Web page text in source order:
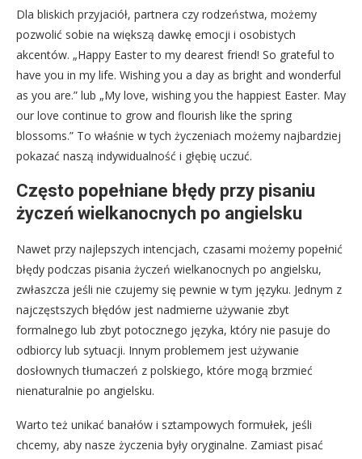
Dla bliskich przyjaciół, partnera czy rodzeństwa, możemy
pozwolić sobie na większą dawkę emocji i osobistych
akcentów. „Happy Easter to my dearest friend! So grateful to
have you in my life. Wishing you a day as bright and wonderful
as you are.” lub „My love, wishing you the happiest Easter. May
our love continue to grow and flourish like the spring
blossoms.” To właśnie w tych życzeniach możemy najbardziej
pokazać naszą indywidualność i głębię uczuć.
Często popełniane błędy przy pisaniu
życzeń wielkanocnych po angielsku
Nawet przy najlepszych intencjach, czasami możemy popełnić
błędy podczas pisania życzeń wielkanocnych po angielsku,
zwłaszcza jeśli nie czujemy się pewnie w tym języku. Jednym z
najczęstszych błędów jest nadmierne używanie zbyt
formalnego lub zbyt potocznego języka, który nie pasuje do
odbiorcy lub sytuacji. Innym problemem jest używanie
dosłownych tłumaczeń z polskiego, które mogą brzmieć
nienaturalnie po angielsku.
Warto też unikać banałów i sztampowych formułek, jeśli
chcemy, aby nasze życzenia były oryginalne. Zamiast pisać